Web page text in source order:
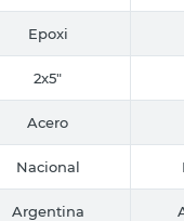
Epoxi
2x5"
Acero
Nacional
Argentina